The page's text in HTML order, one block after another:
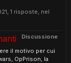
, 1 risposte, nel
Discussione
il motivo per cui
OpPrison, la